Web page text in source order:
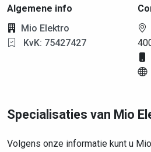
Algemene info
Mio Elektro
KvK: 75427427
Specialisaties van Mio
Volgens onze informatie kunt u